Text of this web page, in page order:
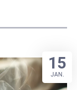
15
JAN.